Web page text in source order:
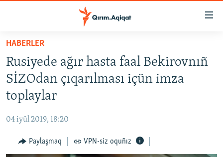
Esas
qaytmaq
Baş
navigatsiyağa
qaytmaq
Qıdıruvğa
qaytmaq
SİYASET
İQTİSADİYAT
MEDENİYET
İNSAN AQLARI
HABERLER
Rusiyede ağır hasta faal Bekirovnıñ
SİZOdan çıqarılması içün imza
toplaylar
04 iyül 2019, 18:20
Paylaşmaq VPN-siz oquñız